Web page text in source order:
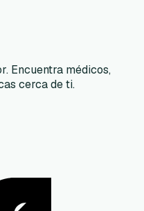
Encuentra médicos,
cerca de ti.